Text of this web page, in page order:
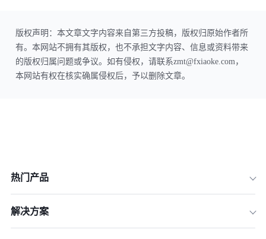
版权声明：本文章文字内容来自第三方投稿，版权归原始作者所
有。本网站不拥有其版权，也不承担文字内容、信息或资料带来
的版权归属问题或争议。如有侵权，请联系zmt@fxiaoke.com，
本网站有权在核实确属侵权后，予以删除文章。
热门产品
解决方案